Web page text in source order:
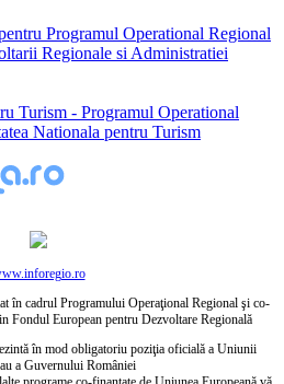
Programul Operational Regional
Regionale si Administratiei
Turism - Programul Operational
Nationala pentru Turism
în cadrul Programului Operaţional Regional şi co-
Fondul European pentru Dezvoltare Regională
în mod obligatoriu poziţia oficială a Uniunii
a Guvernului României